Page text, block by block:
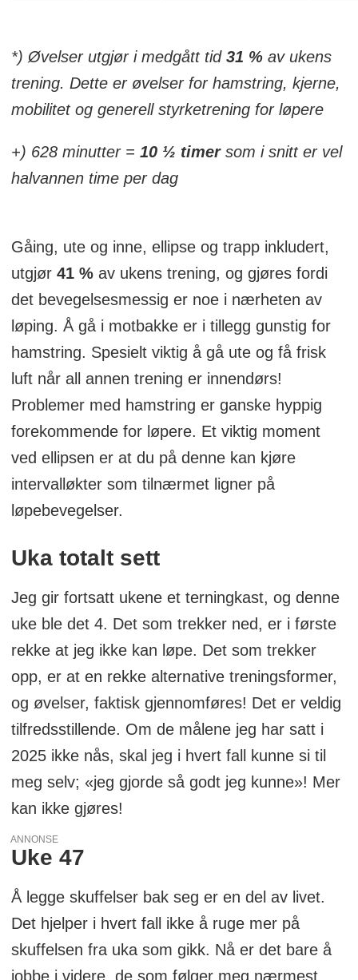
*) Øvelser utgjør i medgått tid 31 %av ukens
trening. Dette er øvelser for hamstring, kjerne,
mobilitet og generell styrketrening for løpere
+) 628 minutter = 10 ½ timersom i snitt er vel
halvannen time per dag
Gåing, ute og inne, ellipse og trapp inkludert,
utgjør 41 %av ukens trening, og gjøres fordi
det bevegelsesmessig er noe i nærheten av
løping. Å gå i motbakke er i tillegg gunstig for
hamstring. Spesielt viktig å gå ute og få frisk
luft når all annen trening er innendørs!
Problemer med hamstring er ganske hyppig
forekommende for løpere. Et viktig moment
ved ellipsen er at du på denne kan kjøre
intervalløkter som tilnærmet ligner på
løpebevegelser.
Uka totalt sett
Jeg gir fortsatt ukene et terningkast, og denne
uke ble det 4. Det som trekker ned, er i første
rekke at jeg ikke kan løpe. Det som trekker
opp, er at en rekke alternative treningsformer,
og øvelser, faktisk gjennomføres! Det er veldig
tilfredsstillende. Om de målene jeg har satt i
2025 ikke nås, skal jeg i hvert fall kunne si til
meg selv; «jeg gjorde så godt jeg kunne»! Mer
kan ikke gjøres!
ANNONSE
Uke 47
Å legge skuffelser bak seg er en del av livet.
Det hjelper i hvert fall ikke å ruge mer på
skuffelsen fra uka som gikk. Nå er det bare å
jobbe i videre, de som følger meg nærmest,